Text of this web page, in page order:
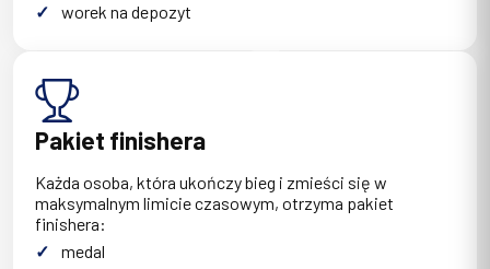
worek na depozyt
Pakiet finishera
Każda osoba, która ukończy bieg i zmieści się w
maksymalnym limicie czasowym, otrzyma pakiet
finishera:
medal